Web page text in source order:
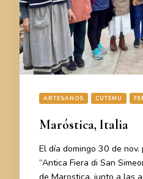
ARTESANOS CUTEMU
Maróstica, Italia
El día domingo 30 de
“Antica Fiera di San